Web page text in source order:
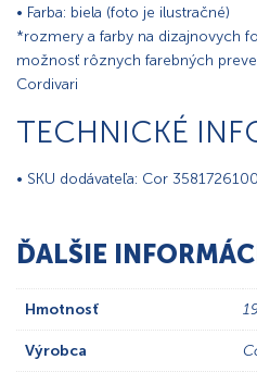
• Farba: biela (foto je ilustračné)
*rozmery a farby na dizajnovych
možnosť rôznych farebných
Cordivari
TECHNICKÉ
• SKU dodávateľa: Cor
ĎALŠIE
Hmotnosť
Výrobca